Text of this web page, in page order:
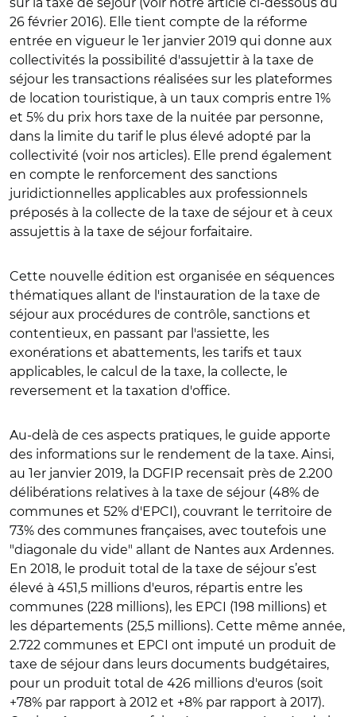
26 février 2016). Elle tient compte de la réforme
entrée en vigueur le 1er janvier 2019 qui donne aux
collectivités la possibilité d'assujettir à la taxe de
séjour les transactions réalisées sur les plateformes
de location touristique, à un taux compris entre 1%
et 5% du prix hors taxe de la nuitée par personne,
dans la limite du tarif le plus élevé adopté par la
collectivité (voir nos articles). Elle prend également
en compte le renforcement des sanctions
juridictionnelles applicables aux professionnels
préposés à la collecte de la taxe de séjour et à ceux
assujettis à la taxe de séjour forfaitaire.
Cette nouvelle édition est organisée en séquences
thématiques allant de l'instauration de la taxe de
séjour aux procédures de contrôle, sanctions et
contentieux, en passant par l'assiette, les
exonérations et abattements, les tarifs et taux
applicables, le calcul de la taxe, la collecte, le
reversement et la taxation d'office.
Au-delà de ces aspects pratiques, le guide apporte
des informations sur le rendement de la taxe. Ainsi,
au 1er janvier 2019, la DGFIP recensait près de 2.200
délibérations relatives à la taxe de séjour (48% de
communes et 52% d'EPCI), couvrant le territoire de
73% des communes françaises, avec toutefois une
"diagonale du vide" allant de Nantes aux Ardennes.
En 2018, le produit total de la taxe de séjour s’est
élevé à 451,5 millions d'euros, répartis entre les
communes (228 millions), les EPCI (198 millions) et
les départements (25,5 millions). Cette même année,
2.722 communes et EPCI ont imputé un produit de
taxe de séjour dans leurs documents budgétaires,
pour un produit total de 426 millions d'euros (soit
+78% par rapport à 2012 et +8% par rapport à 2017).